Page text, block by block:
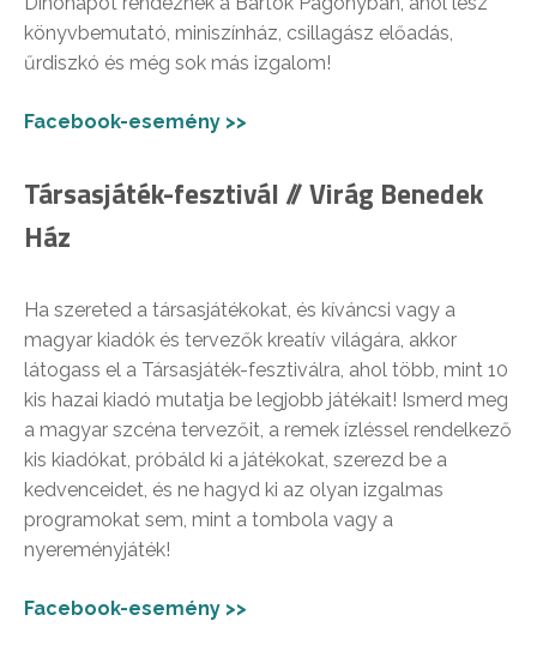
könyvbemutató, miniszínház, csillagász előadás,
űrdiszkó és még sok más izgalom!
Facebook-esemény >>
Társasjáték-fesztivál // Virág Benedek
Ház
Ha szereted a társasjátékokat, és kíváncsi vagy a
magyar kiadók és tervezők kreatív világára, akkor
látogass el a Társasjáték-fesztiválra, ahol több, mint 10
kis hazai kiadó mutatja be legjobb játékait! Ismerd meg
a magyar szcéna tervezőit, a remek ízléssel rendelkező
kis kiadókat, próbáld ki a játékokat, szerezd be a
kedvenceidet, és ne hagyd ki az olyan izgalmas
programokat sem, mint a tombola vagy a
nyereményjáték!
Facebook-esemény >>